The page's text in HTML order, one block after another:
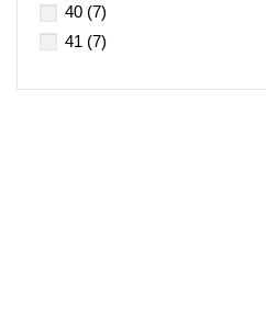
40 (7)
41 (7)